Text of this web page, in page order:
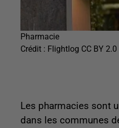
Pharmacie
Crédit : Flightlog CC BY 2.0
Les pharmacies sont
dans les communes